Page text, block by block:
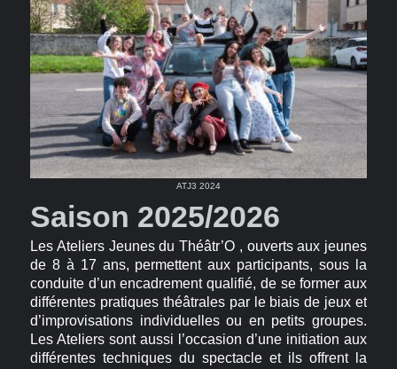
ATJ3 2024
Saison 2025/2026
Les Ateliers Jeunes du Théâtr’O , ouverts aux jeunes
de 8 à 17 ans, permettent aux participants, sous la
conduite d’un encadrement qualifié, de se former aux
différentes pratiques théâtrales par le biais de jeux et
d’improvisations individuelles ou en petits groupes.
Les Ateliers sont aussi l’occasion d’une initiation aux
différentes techniques du spectacle et ils offrent la